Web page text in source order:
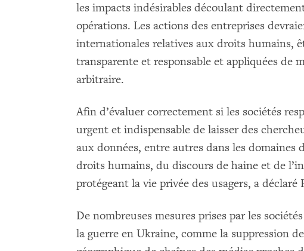
les impacts indésirables découlant
opérations. Les actions des entreprises
internationales relatives aux droits humains,
transparente et responsable et appliquées de
arbitraire.
Afin d’évaluer correctement si les sociétés
urgent et indispensable de laisser des
aux données, entre autres dans les
droits humains, du discours de haine et de
protégeant la vie privée des usagers, a
De nombreuses mesures prises par les
la guerre en Ukraine, comme la suppression